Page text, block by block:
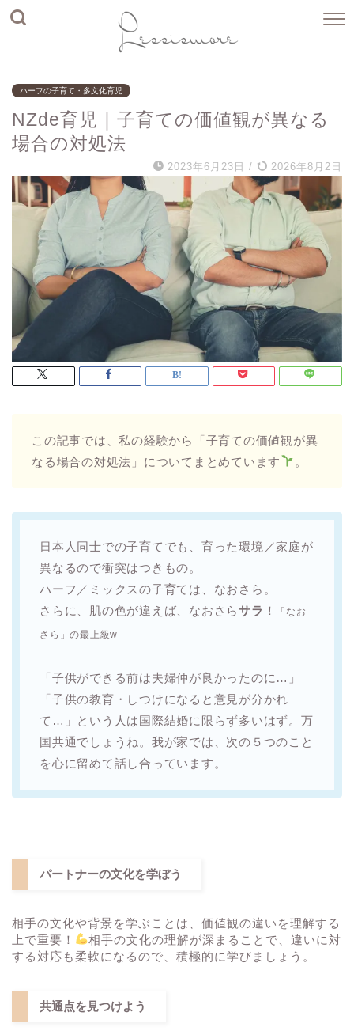
ハーフの子育て・多文化育児
NZde育児｜子育ての価値観が異なる
場合の対処法
2023年6月23日 / 2026年8月2日
この記事では、私の経験から「子育ての価値観が異
なる場合の対処法」についてまとめています
。
日本人同士での子育てでも、育った環境／家庭が
異なるので衝突はつきもの。
ハーフ／ミックスの子育ては、なおさら。
さらに、肌の色が違えば、なおさらサラ ！ 「なお
さら」の最上級w
「子供ができる前は夫婦仲が良かったのに…」
「子供の教育・しつけになると意見が分かれ
て…」という人は国際結婚に限らず多いはず。万
国共通でしょうね。我が家では、次の５つのこと
を心に留めて話し合っています。
パートナーの文化を学ぼう
相手の文化や背景を学ぶことは、価値観の違いを理解する
上で重要！
相手の文化の理解が深まることで、違いに対
する対応も柔軟になるので、積極的に学びましょう。
共通点を見つけよう